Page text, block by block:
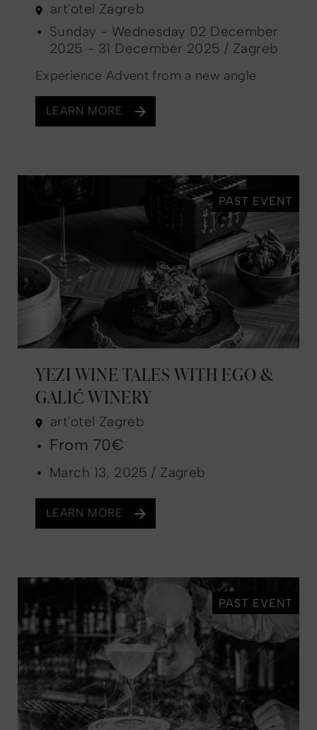
art'otel Zagreb
Sunday - Wednesday 02 December
2025 - 31 December 2025 / Zagreb
Experience Advent from a new angle
LEARN MORE
YEZI WINE TALES WITH EGO &
GALIĆ WINERY
art'otel Zagreb
From 70€
March 13, 2025 / Zagreb
LEARN MORE
PAST EVENT
PAST EVENT